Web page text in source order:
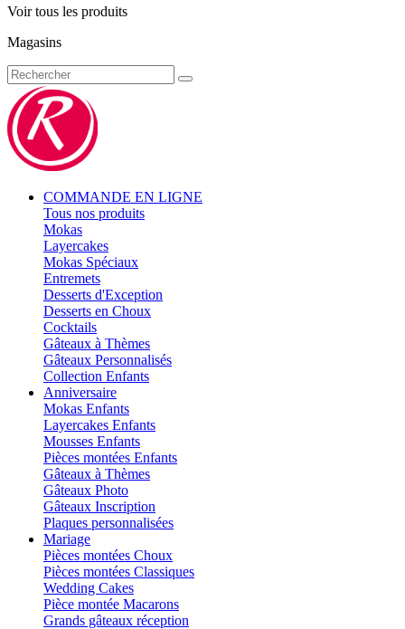
Voir tous les produits
Magasins
COMMANDE EN LIGNE
Tous nos produits
Mokas
Layercakes
Mokas Spéciaux
Entremets
Desserts d'Exception
Desserts en Choux
Cocktails
Gâteaux à Thèmes
Gâteaux Personnalisés
Collection Enfants
Anniversaire
Mokas Enfants
Layercakes Enfants
Mousses Enfants
Pièces montées Enfants
Gâteaux à Thèmes
Gâteaux Photo
Gâteaux Inscription
Plaques personnalisées
Mariage
Pièces montées Choux
Pièces montées Classiques
Wedding Cakes
Pièce montée Macarons
Grands gâteaux réception